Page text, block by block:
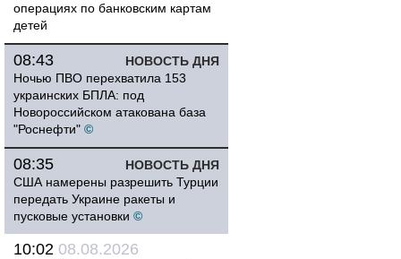
операциях по банковским картам
детей
НОВОСТЬ ДНЯ
08:43
Ночью ПВО перехватила 153
украинских БПЛА: под
Новороссийском атакована база
"Роснефти" ©
НОВОСТЬ ДНЯ
08:35
США намерены разрешить Турции
передать Украине ракеты и
пусковые установки ©
10:02 08.08.2026